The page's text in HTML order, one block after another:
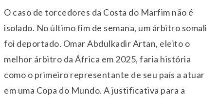
O caso de torcedores da Costa do Marfim não é
isolado. No último fim de semana, um árbitro somali
foi deportado. Omar Abdulkadir Artan, eleito o
melhor árbitro da África em 2025, faria história
como o primeiro representante de seu país a atuar
em uma Copa do Mundo. A justificativa para a